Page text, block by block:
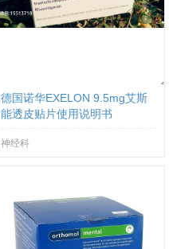
德国诺华EXELON 9.5mg艾斯
能透皮贴片使用说明书
神经科